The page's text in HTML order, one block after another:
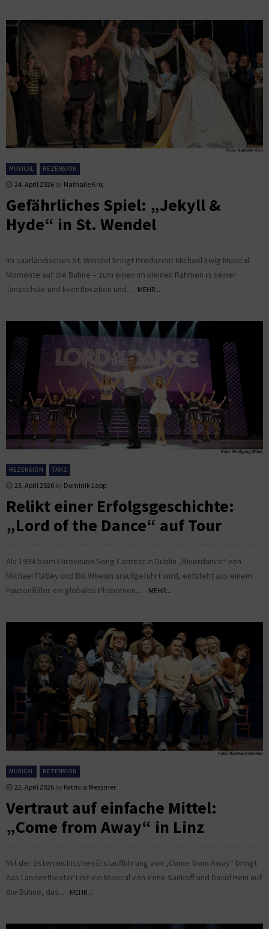
MUSICAL REZENSION
24. April 2026 by Nathalie Kroj
Gefährliches Spiel: „Jekyll &
Hyde“ in St. Wendel
Im saarländischen St. Wendel bringt Produzent Michael Ewig Musical-
Momente auf die Bühne – zum einen im kleinen Rahmen in seiner
Tanzschule und Eventlocation und...
MEHR...
REZENSION TANZ
23. April 2026 by Dominik Lapp
Relikt einer Erfolgsgeschichte:
„Lord of the Dance“ auf Tour
Als 1994 beim Eurovision Song Contest in Dublin „Riverdance“ von
Michael Flatley und Bill Whelan uraufgeführt wird, entsteht aus einem
Pausenfüller ein globales Phänomen....
MEHR...
MUSICAL REZENSION
22. April 2026 by Patricia Messmer
Vertraut auf einfache Mittel:
„Come from Away“ in Linz
Mit der österreichischen Erstaufführung von „Come from Away“ bringt
das Landestheater Linz ein Musical von Irene Sankoff und David Hein auf
die Bühne, das...
MEHR...